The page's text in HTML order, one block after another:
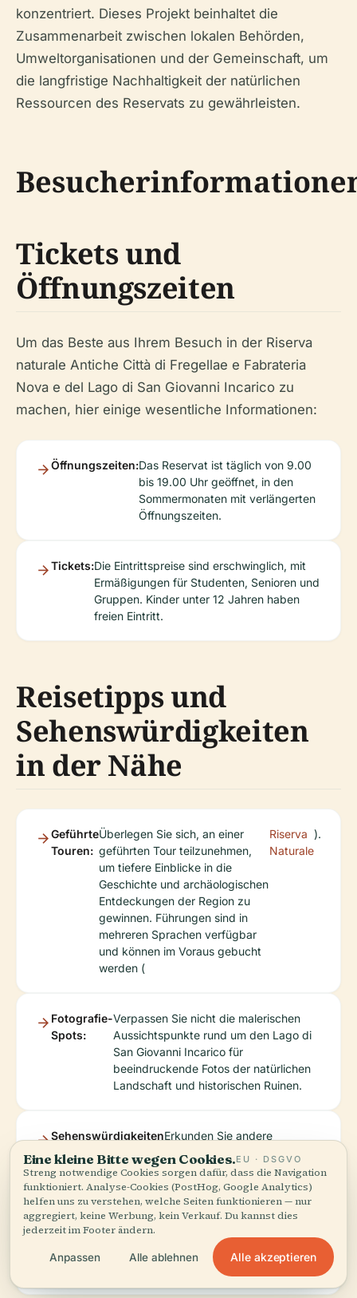
konzentriert. Dieses Projekt beinhaltet die
Zusammenarbeit zwischen lokalen Behörden,
Umweltorganisationen und der Gemeinschaft, um
die langfristige Nachhaltigkeit der natürlichen
Ressourcen des Reservats zu gewährleisten.
Tickets und
Öffnungszeiten
Um das Beste aus Ihrem Besuch in der Riserva
naturale Antiche Città di Fregellae e Fabrateria
Nova e del Lago di San Giovanni Incarico zu
machen, hier einige wesentliche Informationen:
Öffnungszeiten:Das Reservat ist täglich von 9.00
bis 19.00 Uhr geöffnet, in den
Sommermonaten mit verlängerten
Öffnungszeiten.
Tickets:Die Eintrittspreise sind erschwinglich, mit
Ermäßigungen für Studenten, Senioren und
Gruppen. Kinder unter 12 Jahren haben
freien Eintritt.
Reisetipps und
Sehenswürdigkeiten
in der Nähe
Geführte
Touren:
Überlegen Sie sich, an einer
geführten Tour teilzunehmen,
um tiefere Einblicke in die
Geschichte und archäologischen
Entdeckungen der Region zu
gewinnen. Führungen sind in
mehreren Sprachen verfügbar
und können im Voraus gebucht
werden (
Riserva
Naturale
).
Fotografie-
Spots:
Verpassen Sie nicht die malerischen
Aussichtspunkte rund um den Lago di
San Giovanni Incarico für
beeindruckende Fotos der natürlichen
Landschaft und historischen Ruinen.
Sehenswürdigkeiten
in der Nähe:
Erkunden Sie andere
historische Stätten in
Frosinone, wie die Abtei
Montecassino und die antike
Stadt Arpino. Diese ergänzen
Ihren Besuch im Reservat und
bieten ein umfassenderes
Verständnis des Erbes der
Eine kleine Bitte wegen Cookies.EU · DSGVO
Streng notwendige Cookies sorgen dafür, dass die Navigation
funktioniert. Analyse-Cookies (PostHog, Google Analytics)
helfen uns zu verstehen, welche Seiten funktionieren — nur
aggregiert, keine Werbung, kein Verkauf. Du kannst dies
jederzeit im Footer ändern.
Anpassen Alle ablehnen Alle akzeptieren